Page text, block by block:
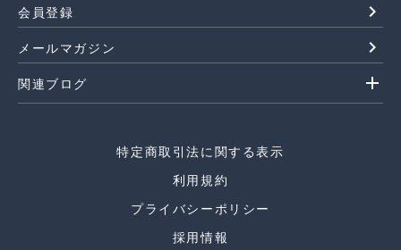
会員登録 navigate_next
メールマガジン navigate_next
関連ブログ add
特定商取引法に関する表示
利用規約
プライバシーポリシー
採用情報